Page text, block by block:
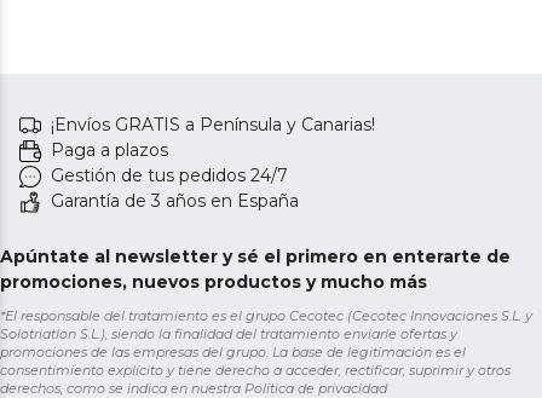
¡Envíos GRATIS a Península y Canarias!
Paga a plazos
Gestión de tus pedidos 24/7
Garantía de 3 años en España
Apúntate al newsletter y sé el primero en enterarte de
promociones, nuevos productos y mucho más
*El responsable del tratamiento es el grupo Cecotec (Cecotec Innovaciones S.L. y
Solotriatlon S.L.), siendo la finalidad del tratamiento enviarle ofertas y
promociones de las empresas del grupo. La base de legitimación es el
consentimiento explícito y tiene derecho a acceder, rectificar, suprimir y otros
derechos, como se indica en nuestra Política de privacidad